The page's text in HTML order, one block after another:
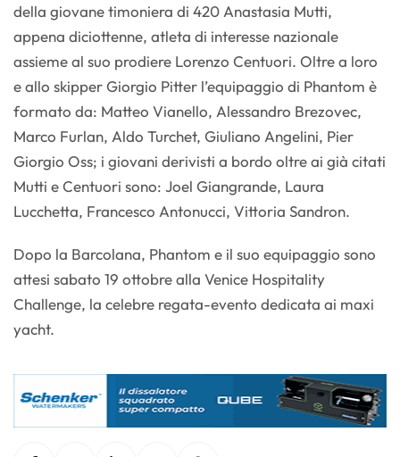
della giovane timoniera di 420 Anastasia Mutti,
appena diciottenne, atleta di interesse nazionale
assieme al suo prodiere Lorenzo Centuori. Oltre a loro
e allo skipper Giorgio Pitter l’equipaggio di Phantom è
formato da: Matteo Vianello, Alessandro Brezovec,
Marco Furlan, Aldo Turchet, Giuliano Angelini, Pier
Giorgio Oss; i giovani derivisti a bordo oltre ai già citati
Mutti e Centuori sono: Joel Giangrande, Laura
Lucchetta, Francesco Antonucci, Vittoria Sandron.
Dopo la Barcolana, Phantom e il suo equipaggio sono
attesi sabato 19 ottobre alla Venice Hospitality
Challenge, la celebre regata-evento dedicata ai maxi
yacht.